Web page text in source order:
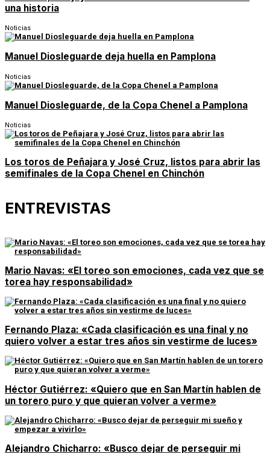
una historia
Noticias
Manuel Diosleguarde deja huella en Pamplona
Noticias
Manuel Diosleguarde, de la Copa Chenel a Pamplona
Noticias
Los toros de Peñajara y José Cruz, listos para abrir las
semifinales de la Copa Chenel en Chinchón
ENTREVISTAS
Mario Navas: «El toreo son emociones, cada vez que se
torea hay responsabilidad»
Fernando Plaza: «Cada clasificación es una final y no
quiero volver a estar tres años sin vestirme de luces»
Héctor Gutiérrez: «Quiero que en San Martín hablen de
un torero puro y que quieran volver a verme»
Alejandro Chicharro: «Busco dejar de perseguir mi